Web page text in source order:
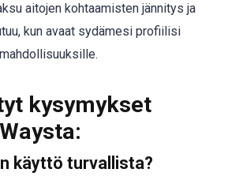
aitojen kohtaamisten jännitys ja
kun avaat sydämesi profiilisi
kysymykset
käyttö turvallista?